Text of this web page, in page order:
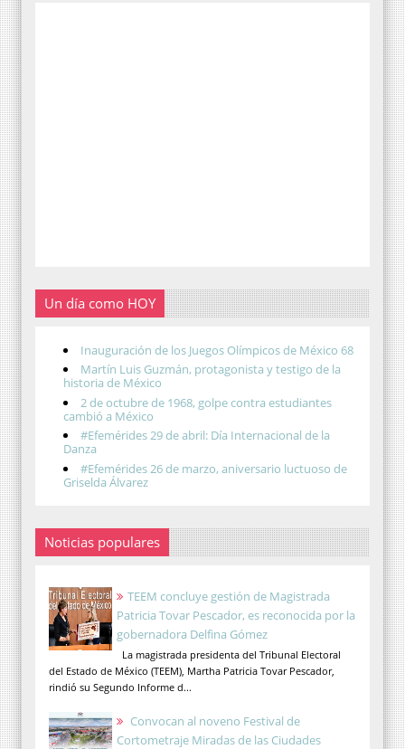
Un día como HOY
Inauguración de los Juegos Olímpicos de México 68
Martín Luis Guzmán, protagonista y testigo de la
historia de México
2 de octubre de 1968, golpe contra estudiantes
cambió a México
#Efemérides 29 de abril: Día Internacional de la
Danza
#Efemérides 26 de marzo, aniversario luctuoso de
Griselda Álvarez
Noticias populares
TEEM concluye gestión de Magistrada
Patricia Tovar Pescador, es reconocida por la
gobernadora Delfina Gómez
La magistrada presidenta del Tribunal Electoral
del Estado de México (TEEM), Martha Patricia Tovar Pescador,
rindió su Segundo Informe d...
Convocan al noveno Festival de
Cortometraje Miradas de las Ciudades